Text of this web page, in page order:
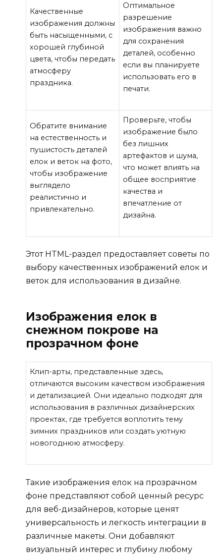
Качественные
изображения должны
быть насыщенными, с
хорошей глубиной
цвета, чтобы передать
атмосферу
праздника.
Оптимальное
разрешение
изображения важно
для сохранения
деталей, особенно
если вы планируете
использовать его в
печати.
Обратите внимание
на естественность и
пушистость деталей
елок и веток на фото,
чтобы изображение
выглядело
реалистично и
привлекательно.
Проверьте, чтобы
изображение было
без лишних
артефактов и шума,
что может влиять на
общее восприятие
качества и
впечатление от
дизайна.
Этот HTML-раздел предоставляет советы по
выбору качественных изображений елок и
веток для использования в дизайне.
Изображения елок в
снежном покрове на
прозрачном фоне
Клип-арты, представленные здесь,
отличаются высоким качеством изображения
и детализацией. Они идеально подходят для
использования в различных дизайнерских
проектах, где требуется воплотить тему
зимних праздников или создать уютную
новогоднюю атмосферу.
Такие изображения елок на прозрачном
фоне представляют собой ценный ресурс
для веб-дизайнеров, которые ценят
универсальность и легкость интеграции в
различные макеты. Они добавляют
визуальный интерес и глубину любому